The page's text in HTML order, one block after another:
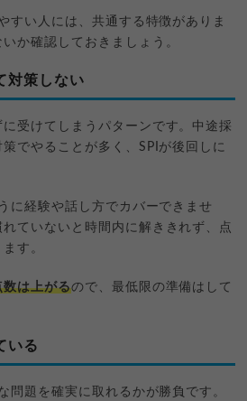
すい人には、共通する特徴がありま
か確認しておきましょう。
対策しない
受けてしまうパターンです。中途採
でやることが多く、SPIが後回しに
に経験や話し方でカバーできませ
ていないと時間内に解ききれず、点
す。
数は上がるので、最低限の準備はして
いる
問題を確実に取れるかが勝負です。